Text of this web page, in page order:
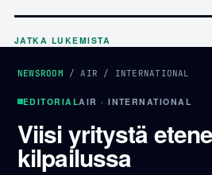
JATKA LUKEMISTA
NEWSROOM / AIR / INTERNATIONAL
EDITORIALAIR · INTERNATIONAL
Viisi yritystä
kilpailussa